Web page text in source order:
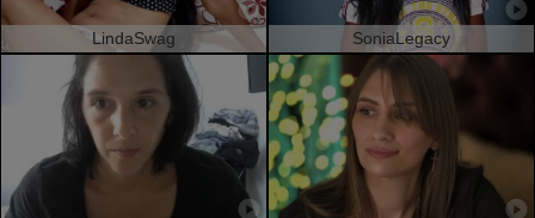
LindaSwag SoniaLegacy